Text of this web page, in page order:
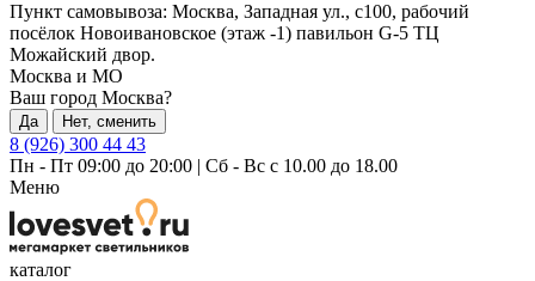
Пункт самовывоза: Москва, Западная ул., с100, рабочий
посёлок Новоивановское (этаж -1) павильон G-5 ТЦ
Можайский двор.
Москва и МО
Ваш город Москва?
Да Нет, сменить
8 (926) 300 44 43
Пн - Пт 09:00 до 20:00 | Сб - Вс с 10.00 до 18.00
Меню
каталог